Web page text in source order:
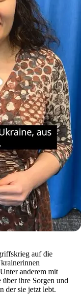
auf die
anderem mit
ihre Sorgen und
der sie jetzt lebt.